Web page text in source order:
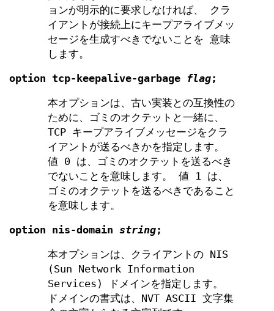
ョンが明示的に要求しなければ、 クラ
イアントが接続上にキープアライブメッ
セージを生成すべきでないことを 意味
します。
option tcp-keepalive-garbage flag;
本オプションは、古い実装との互換性の
ために、ゴミのオクテットと一緒に、
TCP キープアライブメッセージをクラ
イアントが送るべきかを指定します。
値 0 は、ゴミのオクテットを送るべき
でないことを意味します。 値 1 は、
ゴミのオクテットを送るべきであること
を意味します。
option nis-domain string;
本オプションは、クライアントの NIS
(Sun Network Information
Services) ドメインを指定します。
ドメインの書式は、NVT ASCII 文字集